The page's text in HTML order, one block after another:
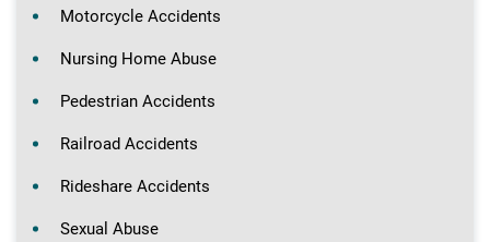
Motorcycle Accidents
Nursing Home Abuse
Pedestrian Accidents
Railroad Accidents
Rideshare Accidents
Sexual Abuse